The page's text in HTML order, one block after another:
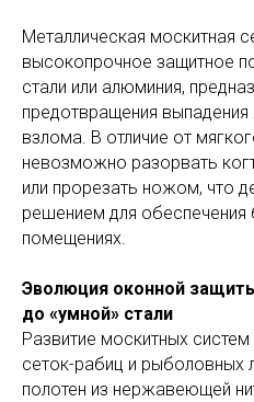
Металлическая москитная
высокопрочное защитное
стали или алюминия,
предотвращения
взлома. В отличие от
невозможно разорвать
или прорезать ножом, что
решением для
помещениях.
Эволюция оконной
до «умной» стали
Развитие москитных
сеток-рабиц и рыболовных
полотен из нержавеющей